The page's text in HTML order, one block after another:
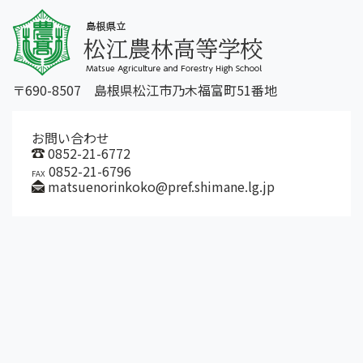
〒690-8507 島根県松江市乃木福富町51番地
お問い合わせ
0852-21-6772
FAX 0852-21-6796
matsuenorinkoko@pref.shimane.lg.jp